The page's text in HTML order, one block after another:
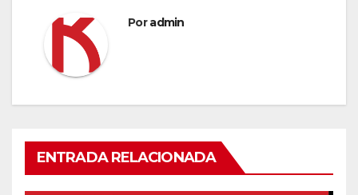
Poradmin
ENTRADA RELACIONADA